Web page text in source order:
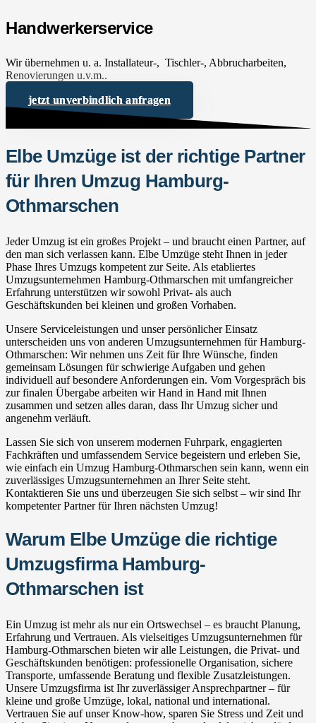
Handwerkerservice
Wir übernehmen u. a. Installateur-, Tischler-, Abbrucharbeiten,
Renovierungen u.v.m..
jetzt unverbindlich anfragen
Elbe Umzüge ist der richtige Partner
für Ihren Umzug Hamburg-
Othmarschen
Jeder Umzug ist ein großes Projekt – und braucht einen Partner, auf
den man sich verlassen kann. Elbe Umzüge steht Ihnen in jeder
Phase Ihres Umzugs kompetent zur Seite. Als etabliertes
Umzugsunternehmen Hamburg-Othmarschen mit umfangreicher
Erfahrung unterstützen wir sowohl Privat- als auch
Geschäftskunden bei kleinen und großen Vorhaben.
Unsere Serviceleistungen und unser persönlicher Einsatz
unterscheiden uns von anderen Umzugsunternehmen für Hamburg-
Othmarschen: Wir nehmen uns Zeit für Ihre Wünsche, finden
gemeinsam Lösungen für schwierige Aufgaben und gehen
individuell auf besondere Anforderungen ein. Vom Vorgespräch bis
zur finalen Übergabe arbeiten wir Hand in Hand mit Ihnen
zusammen und setzen alles daran, dass Ihr Umzug sicher und
angenehm verläuft.
Lassen Sie sich von unserem modernen Fuhrpark, engagierten
Fachkräften und umfassendem Service begeistern und erleben Sie,
wie einfach ein Umzug Hamburg-Othmarschen sein kann, wenn ein
zuverlässiges Umzugsunternehmen an Ihrer Seite steht.
Kontaktieren Sie uns und überzeugen Sie sich selbst – wir sind Ihr
kompetenter Partner für Ihren nächsten Umzug!
Warum Elbe Umzüge die richtige
Umzugsfirma Hamburg-
Othmarschen ist
Ein Umzug ist mehr als nur ein Ortswechsel – es braucht Planung,
Erfahrung und Vertrauen. Als vielseitiges Umzugsunternehmen für
Hamburg-Othmarschen bieten wir alle Leistungen, die Privat- und
Geschäftskunden benötigen: professionelle Organisation, sichere
Transporte, umfassende Beratung und flexible Zusatzleistungen.
Unsere Umzugsfirma ist Ihr zuverlässiger Ansprechpartner – für
kleine und große Umzüge, lokal, national und international.
Vertrauen Sie auf unser Know-how, sparen Sie Stress und Zeit und